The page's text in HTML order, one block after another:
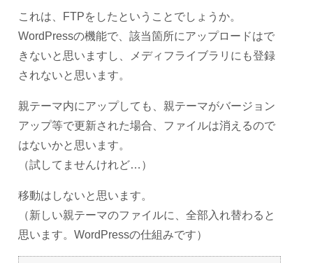
これは、FTPをしたということでしょうか。
WordPressの機能で、該当箇所にアップロードはで
きないと思いますし、メディフライブラリにも登録
されないと思います。
親テーマ内にアップしても、親テーマがバージョン
アップ等で更新された場合、ファイルは消えるので
はないかと思います。
（試してませんけれど…）
移動はしないと思います。
（新しい親テーマのファイルに、全部入れ替わると
思います。WordPressの仕組みです）